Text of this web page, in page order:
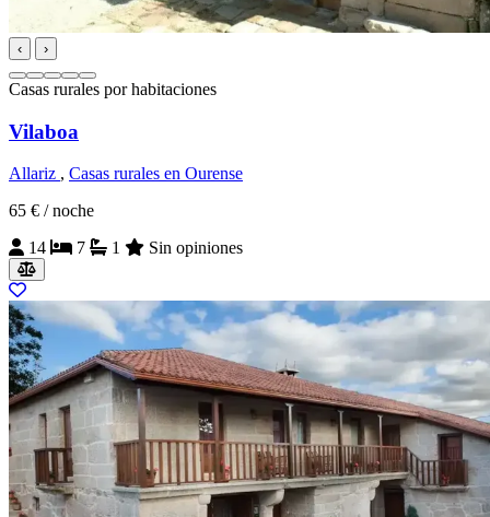
‹ ›
Casas rurales por habitaciones
Vilaboa
Allariz , Casas rurales en Ourense
65 € / noche
14
7 1 Sin opiniones